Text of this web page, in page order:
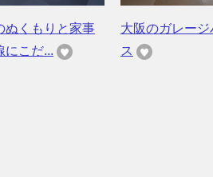
ぬくもりと家事
にこだ...
大阪のガレージ
ス